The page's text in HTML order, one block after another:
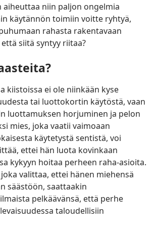
aiheuttaa niin paljon ongelmia
käytännön toimiin voitte ryhtyä,
rahasta rakentavaan
siitä syntyy riitaa?
kiistoissa ei ole niinkään kyse
tai luottokortin käytöstä, vaan
luottamuksen horjuminen ja pelon
mies, joka vaatii vaimoaan
käytetystä sentistä, voi
ettei hän luota kovinkaan
kykyyn hoitaa perheen raha-asioita.
valittaa, ettei hänen miehensä
säästöön, saattaakin
pelkäävänsä, että perhe
taloudellisiin